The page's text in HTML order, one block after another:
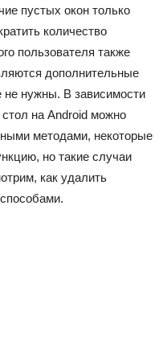
пустых окон только
количество
пользователя также
дополнительные
нужны. В зависимости
на Android можно
методами, некоторые
но такие случаи
как удалить